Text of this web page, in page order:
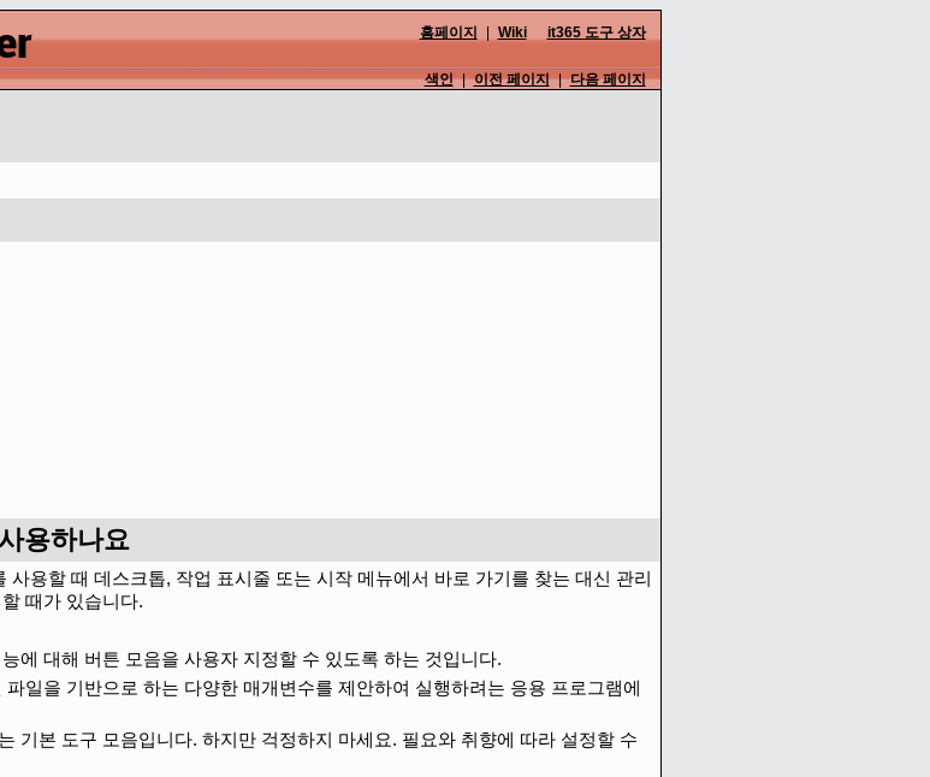
홈페이지 Wiki it365 도구 상자
색인 | 이전 페이지 | 다음 페이지
용하나요
용할 때 데스크톱, 작업 표시줄 또는 시작 메뉴에서 바로 가기를 찾는 대신 관리
때가 있습니다.
에 대해 버튼 모음을 사용자 지정할 수 있도록 하는 것입니다.
일을 기반으로 하는 다양한 매개변수를 제안하여 실행하려는 응용 프로그램에
기본 도구 모음입니다. 하지만 걱정하지 마세요. 필요와 취향에 따라 설정할 수